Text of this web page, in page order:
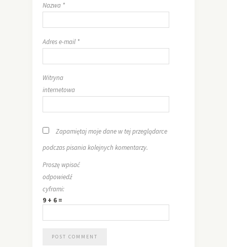
Nazwa *
Adres e-mail *
Witryna
internetowa
Zapamiętaj moje dane w tej przeglądarce
podczas pisania kolejnych komentarzy.
Proszę wpisać
odpowiedź
cyframi:
9 + 6 =